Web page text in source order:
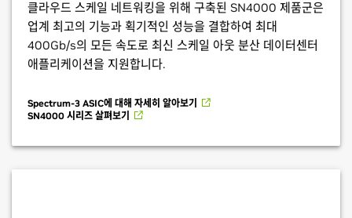
클라우드 스케일 네트워킹을 위해 구축된 SN4000 제품군은
업계 최고의 기능과 획기적인 성능을 결합하여 최대
400Gb/s의 모든 속도로 최신 스케일 아웃 분산 데이터센터
애플리케이션을 지원합니다.
Spectrum-3 ASIC에 대해 자세히 알아보기
SN4000 시리즈 살펴보기